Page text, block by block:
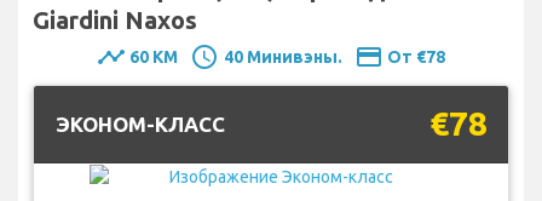
Giardini Naxos
timeline 60 KM schedule 40 Минивэны. payment От €78
ЭКОНОМ-КЛАСС €78